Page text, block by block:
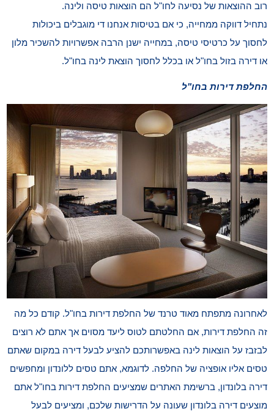
רוב ההוצאות של נסיעה לחו"ל הם הוצאות טיסה ולינה.
נתחיל דווקה ממחייה, כי אם בטיסות אנחנו די מוגבלים ביכולות
לחסוך על כרטיסי טיסה, במחייה ישנן הרבה אפשרויות להשכיר מלון
או דירה בזול בחו"ל או בכלל לחסוך הוצאת לינה בחו"ל.
החלפת דירות בחו"ל
לאחרונה מתפתח מאוד טרנד של החלפת דירות בחו"ל. קודם כל מה
זה החלפת דירות, אם החלטתם לטוס ליעד מסוים אך אתם לא רוצים
לבזבז על הוצאות לינה באפשרותכם להציע לבעל דירה במקום שאתם
טסים אליו אופציה של החלפה. לדוגמא, אתם טסים ללונדון ומחפשים
דירה בלונדון, ברשימת האתרים שמציעים החלפת דירות בחו"ל אתם
מוצעים דירה בלונדון שעונה על הדרישות שלכם, ומציעים לבעל